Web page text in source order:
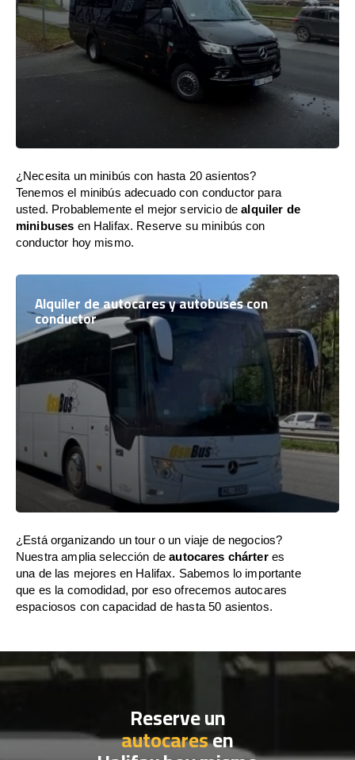
¿Necesita un minibús con hasta 20 asientos?
Tenemos el minibús adecuado con conductor para
usted. Probablemente el mejor servicio dealquiler de
minibuses en Halifax. Reserve su minibús con
conductor hoy mismo.
Alquiler de autocares y autobuses con
conductor
¿Está organizando un tour o un viaje de negocios?
Nuestra amplia selección deautocares chárteres
una de las mejores en Halifax. Sabemos lo importante
que es la comodidad, por eso ofrecemos autocares
espaciosos con capacidad de hasta 50 asientos.
Reserve un
autocaresen